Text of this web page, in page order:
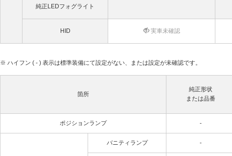
純正LEDフォグライト
HID 実車未確認
※ ハイフン ( - ) 表示は標準装備にて設定がない、または設定が未確認です。
箇所
純正形状
または品番
ポジションランプ -
バニティランプ -